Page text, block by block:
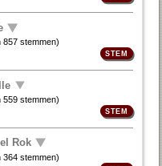
857 stemmen)
559 stemmen)
Rok
364 stemmen)